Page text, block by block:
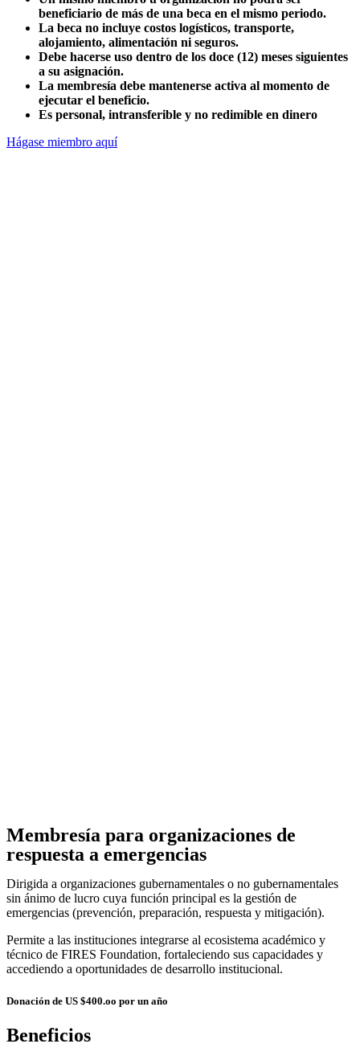
beneficiario de más de una beca en el mismo periodo.
La beca no incluye costos logísticos, transporte,
alojamiento, alimentación ni seguros.
Debe hacerse uso dentro de los doce (12) meses siguientes
a su asignación.
La membresía debe mantenerse activa al momento de
ejecutar el beneficio.
Es personal, intransferible y no redimible en dinero
Hágase miembro aquí
Membresía para organizaciones de
respuesta a emergencias
Dirigida a organizaciones gubernamentales o no gubernamentales
sin ánimo de lucro cuya función principal es la gestión de
emergencias (prevención, preparación, respuesta y mitigación).
Permite a las instituciones integrarse al ecosistema académico y
técnico de FIRES Foundation, fortaleciendo sus capacidades y
accediendo a oportunidades de desarrollo institucional.
Donación de US $400.oo por un año
Beneficios